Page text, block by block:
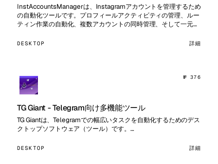
InstAccountsManagerは、Instagramアカウントを管理するため
の自動化ツールです。プロフィールアクティビティの管理、ルー
ティン作業の自動化、複数アカウントの同時管理、そして一元管
DESKTOP 詳細
№ 376
TG Giant - Telegram向け多機能ツール
TG Giantは、Telegramでの幅広いタスクを自動化するためのデス
クトップソフトウェア（ツール）です。…
DESKTOP 詳細